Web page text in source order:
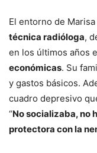
El entorno de
técnica radióloga,
en los últimos años
económicas. Su
y gastos básicos.
cuadro depresivo
“No socializaba, no
protectora con la